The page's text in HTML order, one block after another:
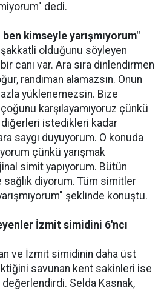
dedi.
kimseyle yarışmıyorum"
olduğunu söyleyen
canı var. Ara sıra dinlendirmen
randıman alamazsın. Onun
yüklenemezsin. Bize
karşılayamıyoruz çünkü
diğerleri istedikleri kadar
saygı duyuyorum. O konuda
çünkü yarışmak
simit yapıyorum. Bütün
sağlık diyorum. Tüm simitler
şeklinde konuştu.
İzmit simidini 6'ncı
ve İzmit simidinin daha üst
savunan kent sakinleri ise
değerlendirdi. Selda Kasnak,